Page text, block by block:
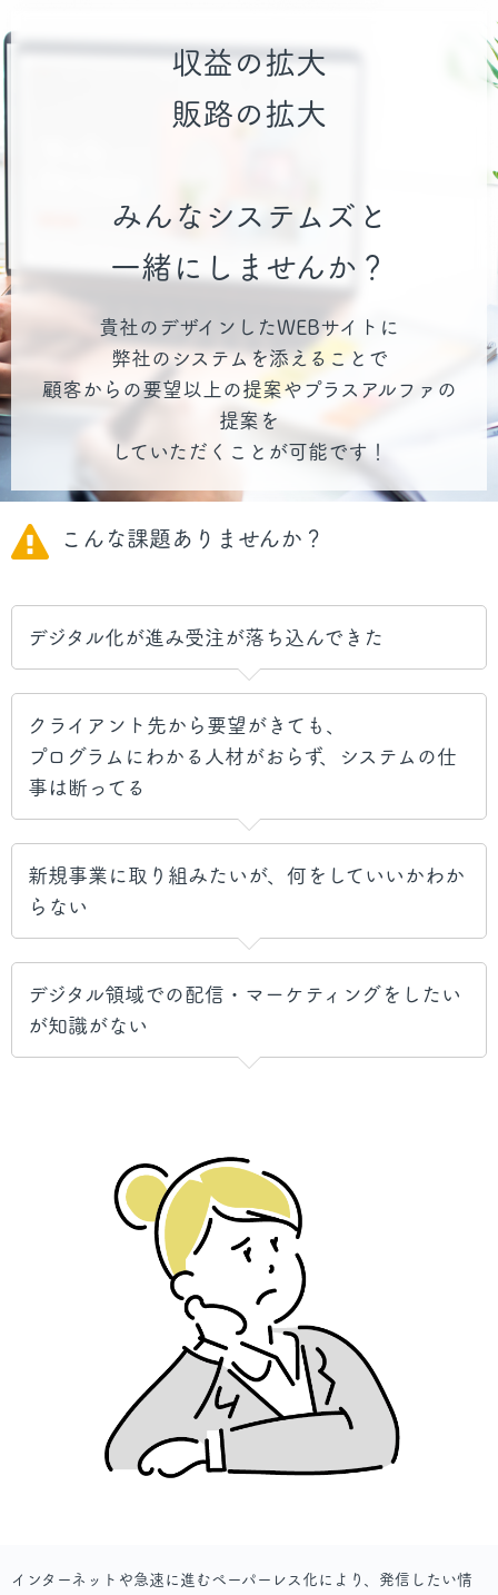
収益の拡大
販路の拡大
みんなシステムズと
一緒にしませんか？
貴社のデザインしたWEBサイトに
弊社のシステムを添えることで
顧客からの要望以上の提案やプラスアルファの
提案を
していただくことが可能です！
こんな課題ありませんか？
デジタル化が進み受注が落ち込んできた
クライアント先から要望がきても、
プログラムにわかる人材がおらず、システムの仕
事は断ってる
新規事業に取り組みたいが、何をしていいかわか
らない
デジタル領域での配信・マーケティングをしたい
が知識がない
インターネットや急速に進むペーパーレス化により、発信したい情